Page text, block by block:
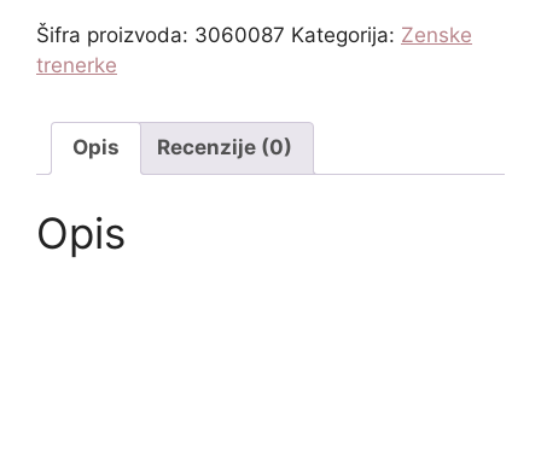
Šifra proizvoda: 3060087 Kategorija: Zenske
trenerke
Opis Recenzije (0)
Opis